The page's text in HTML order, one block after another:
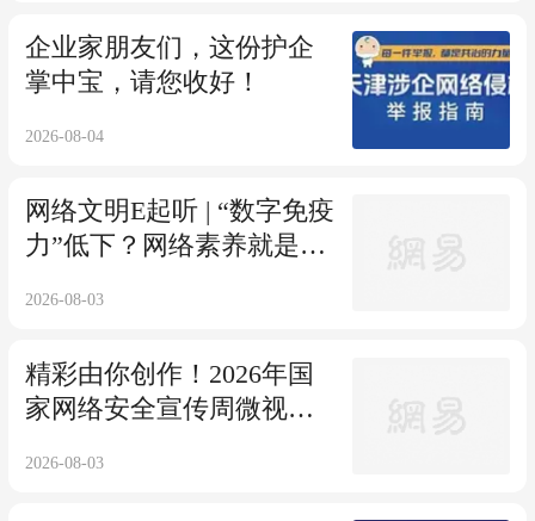
企业家朋友们，这份护企
掌中宝，请您收好！
2026-08-04
网络文明E起听 | “数字免疫
力”低下？网络素养就是你
2026-08-03
精彩由你创作！2026年国
家网络安全宣传周微视频
2026-08-03